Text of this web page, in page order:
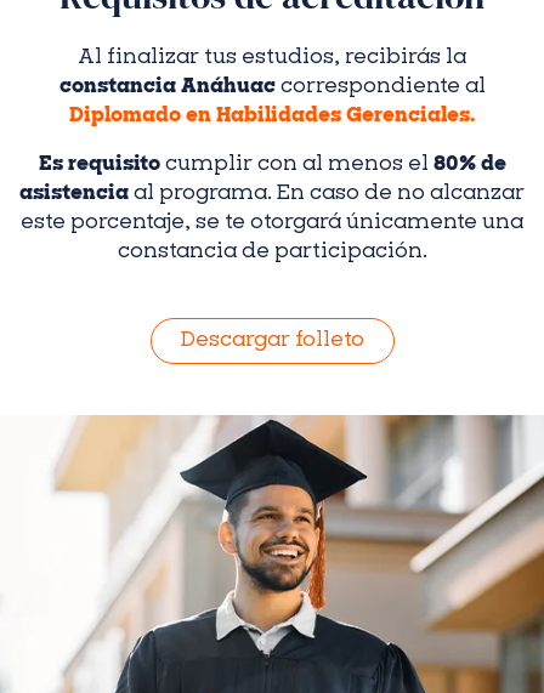
Al finalizar tus estudios, recibirás la
constancia Anáhuac correspondiente al
Diplomado en Habilidades Gerenciales.
Es requisito cumplir con al menos el 80% de
asistencia al programa. En caso de no alcanzar
este porcentaje, se te otorgará únicamente una
constancia de participación.
Descargar folleto